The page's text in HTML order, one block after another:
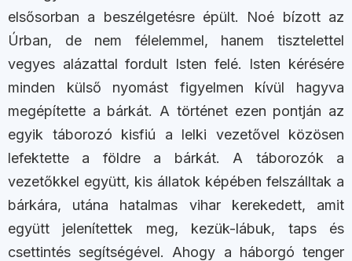
elsősorban a beszélgetésre épült. Noé bízott az
Úrban, de nem félelemmel, hanem tisztelettel
vegyes alázattal fordult Isten felé. Isten kérésére
minden külső nyomást figyelmen kívül hagyva
megépítette a bárkát. A történet ezen pontján az
egyik táborozó kisfiú a lelki vezetővel közösen
lefektette a földre a bárkát. A táborozók a
vezetőkkel együtt, kis állatok képében felszálltak a
bárkára, utána hatalmas vihar kerekedett, amit
együtt jelenítettek meg, kezük-lábuk, taps és
csettintés segítségével. Ahogy a háborgó tenger